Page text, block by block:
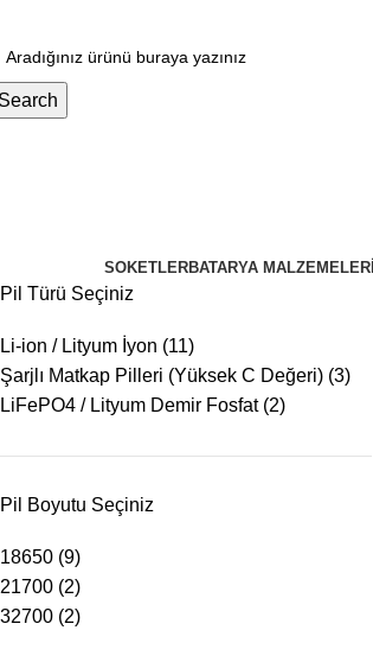
SOKETLERBATARYA MALZEMELERI
Pil Türü Seçiniz
Li-ion / Lityum İyon (11)
Şarjlı Matkap Pilleri (Yüksek C Değeri) (3)
LiFePO4 / Lityum Demir Fosfat (2)
Pil Boyutu Seçiniz
18650 (9)
21700 (2)
32700 (2)